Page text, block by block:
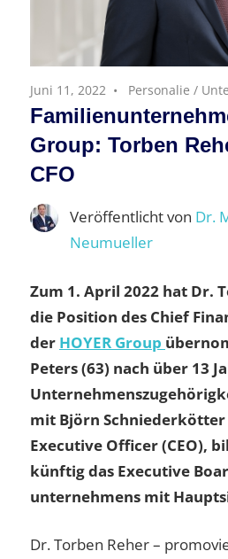
Juni 11, 2022 Personalie /
Group: Torben
CFO
Veröffentlicht von Dr.
Neumueller
Zum 1. April 2022 hat Dr.
die Position des Chief
der HOYER Group
Peters (63) nach über 13
mit Björn Schniederkötter
Executive Officer (CEO),
künftig das Executive
unternehmens mit
Dr. Torben Reher –